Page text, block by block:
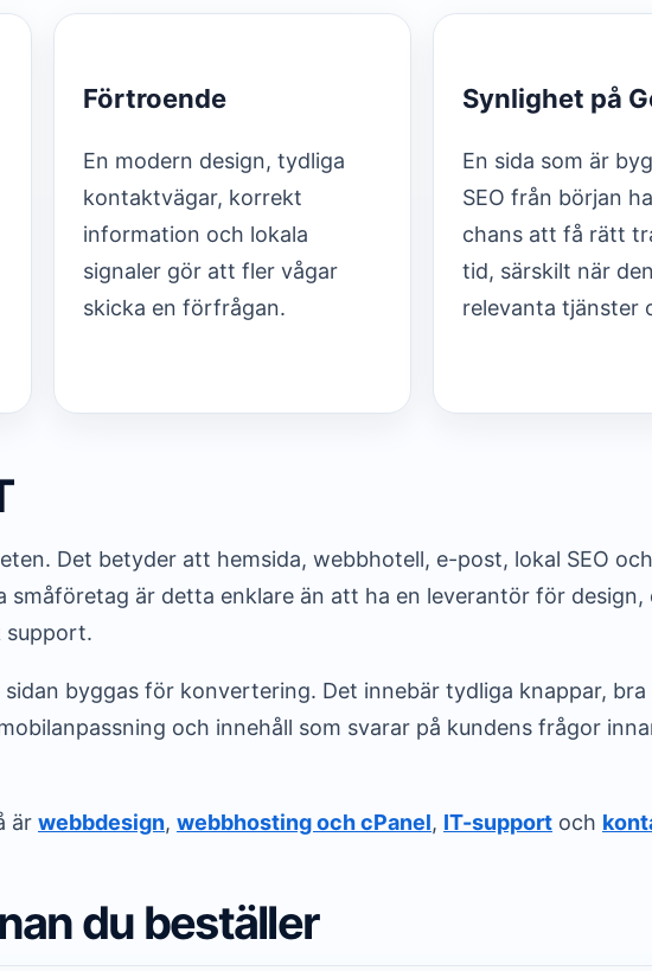
Förtroende
En modern design, tydliga
kontaktvägar, korrekt
information och lokala
signaler gör att fler vågar
skicka en förfrågan.
Synlighet på
En sida som är
SEO från början
chans att få rätt
tid, särskilt när
relevanta tjänster
Det betyder att hemsida, webbhotell, e-post, lokal SEO
småföretag är detta enklare än att ha en leverantör för design,
support.
byggas för konvertering. Det innebär tydliga knappar, bra
och innehåll som svarar på kundens frågor
är webbdesign, webbhosting och cPanel, IT-support och
du beställer